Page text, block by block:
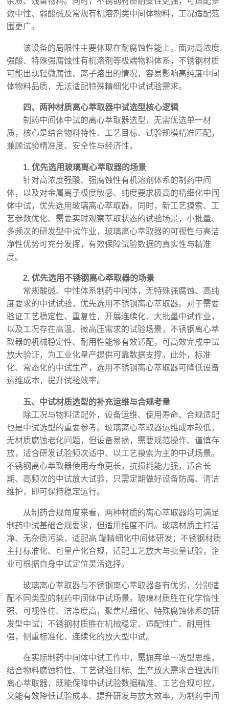
数中性、弱酸碱及常规有机溶剂类中间体物料，工况适配范
围更广。
该设备的局限性主要体现在耐腐蚀性能上。面对高浓度
强酸、特殊强腐蚀性有机溶剂等极端物料体系，不锈钢材质
可能出现轻微腐蚀、离子溶出的情况，容易影响高纯度中间
体物料品质，无法适配特殊精细化中试试验需求。
四、两种材质离心萃取器中试选型核心逻辑
制药中间体中试的离心萃取器选型，无需优选单一材
质，核心是结合物料特性、工艺目标、试验规模精准匹配，
兼顾试验精准度、安全性与经济性。
1. 优先选用玻璃离心萃取器的场景
针对高浓度强酸、强腐蚀性有机溶剂体系的制药中间
体，以及对金属离子极度敏感、纯度要求极高的精细化中间
体中试，优先选用玻璃离心萃取器。同时，新工艺摸索、工
艺参数优化、需要实时观察萃取状态的试验场景，小批量、
多频次的研发型中试作业，玻璃离心萃取器的可视性与高洁
净性优势可充分发挥，有效保障试验数据的真实性与精准
度。
2. 优先选用不锈钢离心萃取器的场景
常规酸碱、中性体系制药中间体，无特殊强腐蚀、高纯
度要求的中试试验，优先选用不锈钢离心萃取器。对于需要
验证工艺稳定性、重复性，开展连续化、大批量中试作业，
以及工况存在高温、微高压需求的试验场景，不锈钢离心萃
取器的机械稳定性、耐用性能够有效适配，可高效完成中试
放大验证，为工业化量产提供可靠数据支撑。此外，标准
化、常态化的中试生产，选用不锈钢离心萃取器可降低设备
运维成本，提升试验效率。
五、中试材质选型的补充运维与合规考量
除工况与物料适配外，设备运维、使用寿命、合规适配
也是中试选型的重要参考。玻璃离心萃取器运维成本较低，
无材质腐蚀老化问题，但设备易损，需要规范操作、谨慎存
放，适合研发试验频次适中、以工艺摸索为主的中试场景。
不锈钢离心萃取器使用寿命更长，抗损耗能力强，适合长
期、高频次的中试放大试验，只需定期做好设备防腐、清洁
维护，即可保持稳定运行。
从制药合规角度来看，两种材质的离心萃取器均可满足
制药中试基础合规要求，但适用维度不同。玻璃材质主打洁
净、无杂质污染，适配高 端精细化中间体研发；不锈钢材质
主打标准化、可量产化合规，适配工艺放大与批量试验，企
业可根据自身中试定位灵活选择。
玻璃离心萃取器与不锈钢离心萃取器各有优劣，分别适
配不同类型的制药中间体中试场景。玻璃材质胜在化学惰性
强、可视性佳、洁净度高，聚焦精细化、特殊腐蚀体系的研
发型中试；不锈钢材质胜在机械稳定、适配性广、耐用性
强，侧重标准化、连续化的放大型中试。
在实际制药中间体中试工作中，需摒弃单一选型思维，
结合物料腐蚀特性、工艺试验目标、生产放大需求合理选用
离心萃取器，既能保障中试试验数据精准、工艺合规可控，
又能有效降低试验成本、提升研发与放大效率，为制药中间